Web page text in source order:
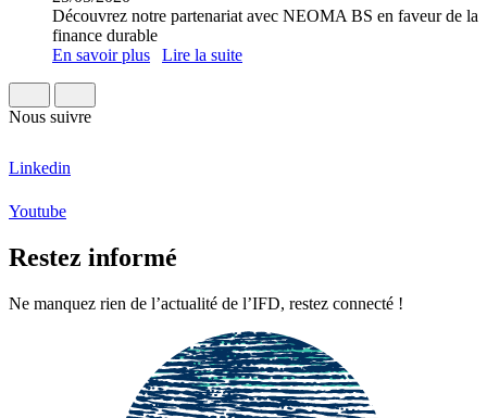
Découvrez notre partenariat avec NEOMA BS en faveur de la
finance durable
En savoir plus
Lire la suite
Nous suivre
Linkedin
Youtube
Restez informé
Ne manquez rien de l’actualité de l’IFD, restez connecté !